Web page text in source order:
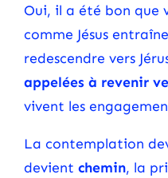
Oui, il a été bon que
comme Jésus
redescendre vers
appelées à revenir
vivent les
La contemplation
devient chemin, la